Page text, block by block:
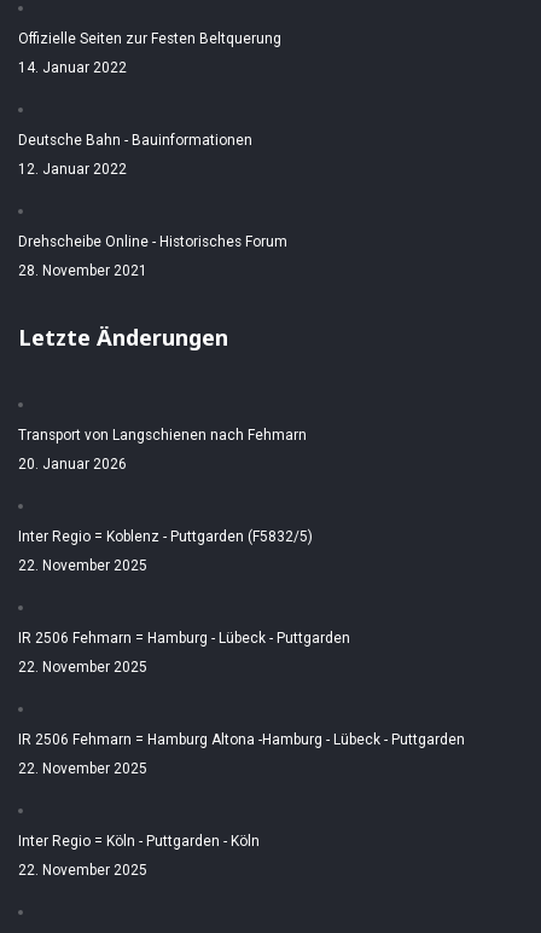
Offizielle Seiten zur Festen Beltquerung
14. Januar 2022
Deutsche Bahn - Bauinformationen
12. Januar 2022
Drehscheibe Online - Historisches Forum
28. November 2021
Letzte Änderungen
Transport von Langschienen nach Fehmarn
20. Januar 2026
Inter Regio = Koblenz - Puttgarden (F5832/5)
22. November 2025
IR 2506 Fehmarn = Hamburg - Lübeck - Puttgarden
22. November 2025
IR 2506 Fehmarn = Hamburg Altona -Hamburg - Lübeck - Puttgarden
22. November 2025
Inter Regio = Köln - Puttgarden - Köln
22. November 2025